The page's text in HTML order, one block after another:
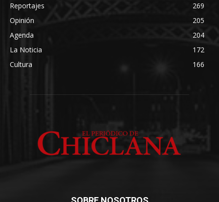
Reportajes
269
Opinión
205
Agenda
204
La Noticia
172
Cultura
166